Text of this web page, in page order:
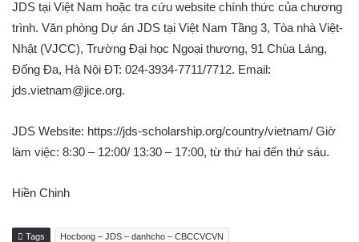
JDS tại Việt Nam hoặc tra cứu website chính thức của chương
trình. Văn phòng Dự án JDS tại Việt Nam Tầng 3, Tòa nhà Việt-
Nhật (VJCC), Trường Đại học Ngoại thương, 91 Chùa Láng,
Đống Đa, Hà Nội ĐT: 024-3934-7711/7712. Email:
jds.vietnam@jice.org.
JDS Website: https://jds-scholarship.org/country/vietnam/ Giờ
làm việc: 8:30 – 12:00/ 13:30 – 17:00, từ thứ hai đến thứ sáu.
Hiền Chinh
Tags Hocbong – JDS – danhcho – CBCCVCVN